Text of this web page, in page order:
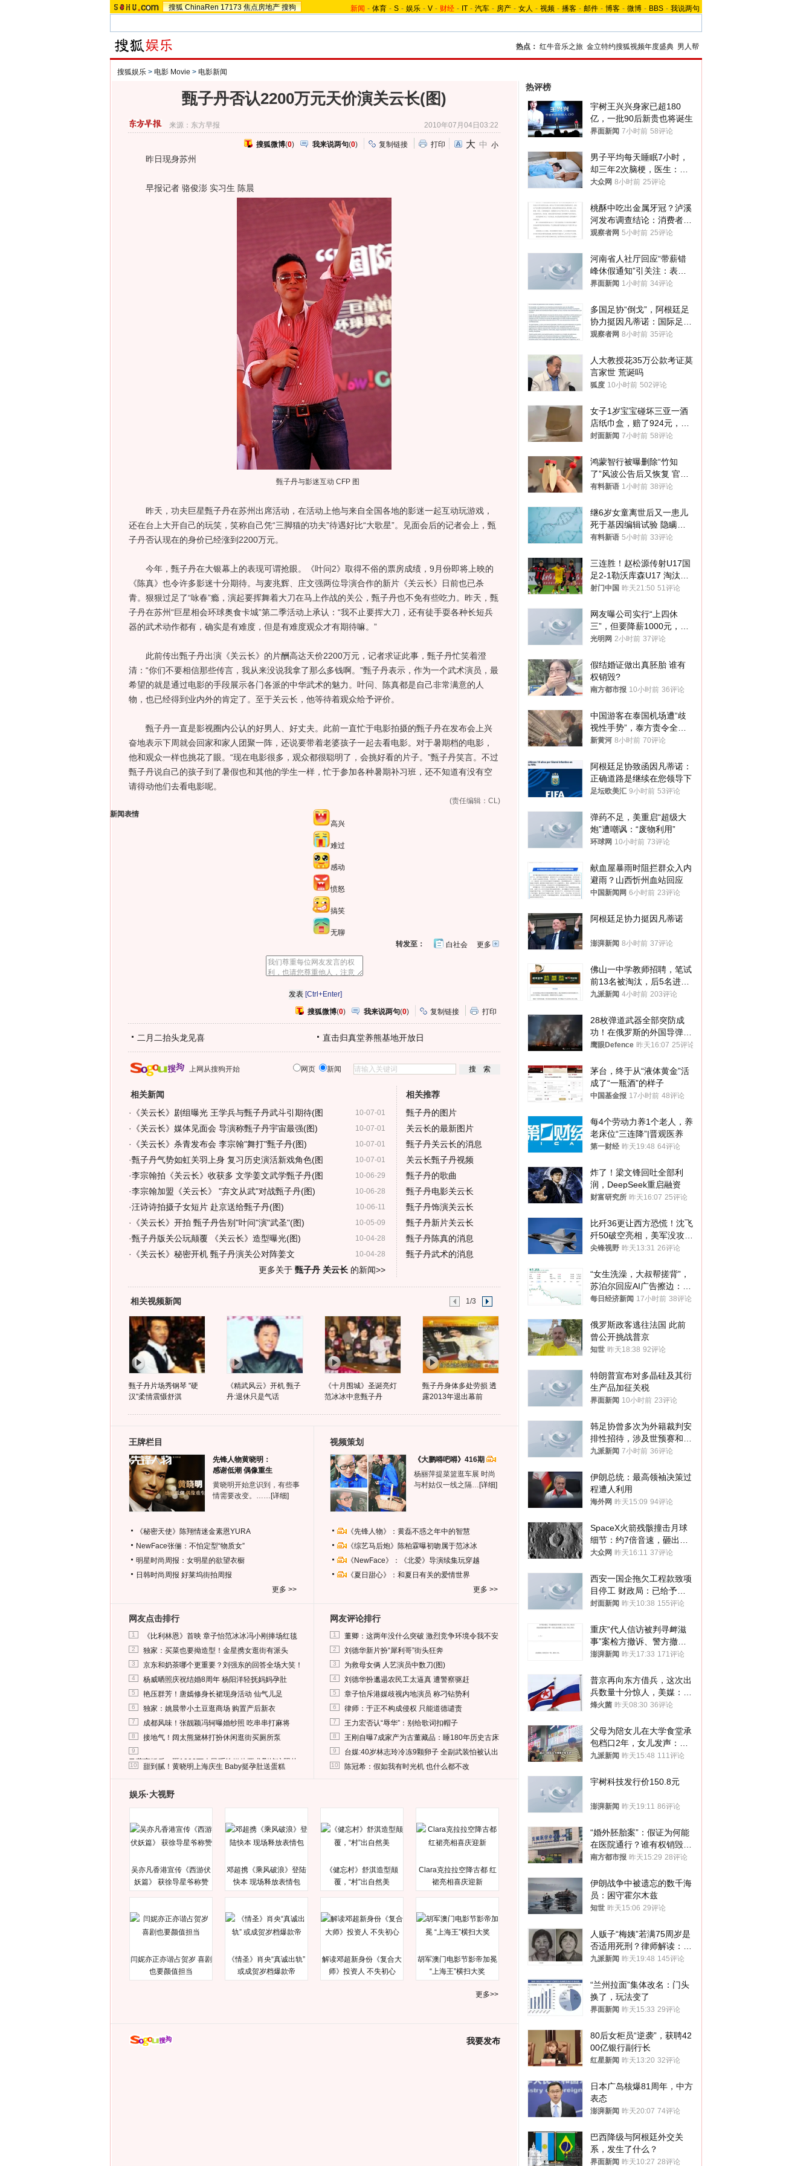
搜狐 ChinaRen 17173 焦点房地产 搜狗 新闻 - 体育 - S - 娱乐 - V - 财经 - IT - 汽车 - 房产 - 女人 - 视频 - 播客 - 邮件 - 博客 - 微博 - BBS - 我说两句
热点： 红牛音乐之旅 金立特约搜狐视频年度盛典 男人帮
搜狐娱乐 > 电影 Movie > 电影新闻
甄子丹否认2200万元天价演关云长(图)
来源： 东方早报 2010年07月04日03:22
搜狐微博(0) 我来说两句(0) 复制链接 打印 大 中 小
昨日现身苏州
早报记者 骆俊澎 实习生 陈晨
甄子丹与影迷互动 CFP 图
昨天，功夫巨星甄子丹在苏州出席活动，在活动上他与来自全国各地的影迷一起互动玩游戏，
还在台上大开自己的玩笑，笑称自己凭“三脚猫的功夫”待遇好比“大歌星”。见面会后的记者会上，甄
子丹否认现在的身价已经涨到2200万元。
今年，甄子丹在大银幕上的表现可谓抢眼。《叶问2》取得不俗的票房成绩，9月份即将上映的
《陈真》也令许多影迷十分期待。与麦兆辉、庄文强两位导演合作的新片《关云长》日前也已杀
青。狠狠过足了“咏春”瘾，演起要挥舞着大刀在马上作战的关公，甄子丹也不免有些吃力。昨天，甄
子丹在苏州“巨星相会环球奥食卡城”第二季活动上承认：“我不止要挥大刀，还有徒手耍各种长短兵
器的武术动作都有，确实是有难度，但是有难度观众才有期待嘛。”
此前传出甄子丹出演《关云长》的片酬高达天价2200万元，记者求证此事，甄子丹忙笑着澄
清：“你们不要相信那些传言，我从来没说我拿了那么多钱啊。”甄子丹表示，作为一个武术演员，最
希望的就是通过电影的手段展示各门各派的中华武术的魅力。叶问、陈真都是自己非常满意的人
物，也已经得到业内外的肯定了。至于关云长，他等待着观众给予评价。
甄子丹一直是影视圈内公认的好男人、好丈夫。此前一直忙于电影拍摄的甄子丹在发布会上兴
奋地表示下周就会回家和家人团聚一阵，还说要带着老婆孩子一起去看电影。对于暑期档的电影，
他和观众一样也挑花了眼。“现在电影很多，观众都很聪明了，会挑好看的片子。”甄子丹笑言。不过
甄子丹说自己的孩子到了暑假也和其他的学生一样，忙于参加各种暑期补习班，还不知道有没有空
请得动他们去看电影呢。
(责任编辑：CL)
新闻表情
高兴
难过
感动
愤怒
搞笑
无聊
更多开
转发至： 白社会
[Ctrl+Enter]
搜狐微博(0) 我来说两句(0) 复制链接 打印
二月二抬头龙见喜 直击归真堂养熊基地开放日
上网从搜狗开始 网页 新闻
相关新闻
10-07-01
· 《关云长》剧组曝光 王学兵与甄子丹武斗引期待(图
10-07-01
· 《关云长》媒体见面会 导演称甄子丹宇宙最强(图)
10-07-01
· 《关云长》杀青发布会 李宗翰"舞打"甄子丹(图)
10-07-01
·甄子丹气势如虹关羽上身 复习历史演活新戏角色(图
10-06-29
·李宗翰拍《关云长》收获多 文学姜文武学甄子丹(图
10-06-28
·李宗翰加盟《关云长》 "弃文从武"对战甄子丹(图)
10-06-11
·汪诗诗拍摄子女短片 赴京送给甄子丹(图)
10-05-09
· 《关云长》开拍 甄子丹告别"叶问"演"武圣"(图)
10-04-28
·甄子丹版关公玩颠覆 《关云长》造型曝光(图)
10-04-28
· 《关云长》秘密开机 甄子丹演关公对阵姜文
更多关于 甄子丹 关云长的新闻>>
相关推荐
甄子丹的图片
关云长的最新图片
甄子丹关云长的消息
关云长甄子丹视频
甄子丹的歌曲
甄子丹电影关云长
甄子丹饰演关云长
甄子丹新片关云长
甄子丹陈真的消息
甄子丹武术的消息
相关视频新闻 1/3
甄子丹片场秀钢琴 "硬
汉"柔情震慑舒淇
《精武风云》开机 甄子
丹:退休只是气话
《十月围城》圣诞亮灯
范冰冰中意甄子丹
甄子丹身体多处劳损 透
露2013年退出幕前
王牌栏目
先锋人物黄晓明：
感谢低潮 偶像重生
黄晓明开始意识到，有些事
情需要改变。…… [详细]
《秘密天使》陈翔情迷金素恩YURA
NewFace张俪：不怕定型“物质女”
明星时尚周报：女明星的欲望衣橱
日韩时尚周报 好莱坞街拍周报
更多 >>
视频策划
《大鹏嘚吧嘚》416期
杨丽萍提菜篮逛车展 时尚
与村姑仅一线之隔… [详细]
《先锋人物》：黄磊不惑之年中的智慧
《综艺马后炮》陈柏霖曝初吻属于范冰冰
《NewFace》：《北爱》导演续集玩穿越
《夏日甜心》：和夏日有关的爱情世界
更多 >>
网友点击排行
1 《比利林恩》首映 章子怡范冰冰冯小刚捧场红毯
2 独家：买菜也要拗造型！金星携女逛街有派头
3 京东和奶茶哪个更重要？刘强东的回答全场大笑！
4 杨威晒照庆祝结婚8周年 杨阳洋轻抚妈妈孕肚
5 艳压群芳！唐嫣修身长裙现身活动 仙气儿足
6 独家：姚晨带小土豆逛商场 购置产后新衣
7 成都风味！张靓颖冯轲曝婚纱照 吃串串打麻将
8 接地气！阔太熊黛林打扮休闲逛街买厕所泵
9
马蓉离婚后，砸1000万人民币给媒体要求删掉这照片
10 甜到腻！黄晓明上海庆生 Baby挺孕肚送蛋糕
网友评论排行
1 董卿：这两年没什么突破 激烈竞争环境令我不安
2 刘德华新片扮“犀利哥”街头狂奔
3 为救母女俩 人艺演员中数刀(图)
4 刘德华扮邋遢农民工太逼真 遭警察驱赶
5 章子怡斥港媒歧视内地演员 称刁钻势利
6 律师：于正不构成侵权 只能道德谴责
7 王力宏否认“辱华”：别给歌词扣帽子
8 王刚自曝7成家产为古董藏品：睡180年历史古床
9 台媒:40岁林志玲冷冻9颗卵子 全副武装怕被认出
10 陈冠希：假如我有时光机 也什么都不改
娱乐·大视野
吴亦凡香港宣传《西游伏
妖篇》 获徐导星爷称赞
邓超携《乘风破浪》登陆
快本 现场释放表情包
《健忘村》舒淇造型颠
覆，“村”出自然美
Clara克拉拉空降古都 红
裙亮相喜庆迎新
闫妮亦正亦谐占贺岁 喜剧
也要颜值担当
《情圣》肖央“真诚出轨”
或成贺岁档爆款帝
解读邓超新身份《复合大
师》投资人 不失初心
胡军澳门电影节影帝加冕
“上海王”横扫大奖
更多>>
我要发布
热评榜
宇树王兴兴身家已超180
亿，一批90后新贵也将诞生
界面新闻 7小时前 58评论
男子平均每天睡眠7小时，
却三年2次脑梗，医生：这
样睡觉更伤身
大众网 8小时前 25评论
桃酥中吃出金属牙冠？泸溪
河发布调查结论：消费者已
澄清，所发视频情况不属实
观察者网 5小时前 25评论
河南省人社厅回应“带薪错
峰休假通知”引关注：表述
不够准确，待修改后印发
界面新闻 1小时前 34评论
多国足协“倒戈”，阿根廷足
协力挺因凡蒂诺：国际足联
今后应继续在其领导下前行
观察者网 8小时前 35评论
人大教授花35万公款考证莫
言家世 荒诞吗
狐度 10小时前 502评论
女子1岁宝宝碰坏三亚一酒
店纸巾盒，赔了924元，发
帖吐槽后酒店退还一半的
封面新闻 7小时前 58评论
鸿蒙智行被曝删除“竹知
了”风波公告后又恢复 官媒
曾力挺：劝华为要大度的，
有料新语 1小时前 38评论
继6岁女童离世后又一患儿
死于基因编辑试验 隐瞒一
年才对外披露
有料新语 5小时前 33评论
三连胜！赵松源传射U17国
足2-1勒沃库森U17 淘汰赛
将战河床
射门中国 昨天21:50 51评论
网友曝公司实行“上四休
三”，但要降薪1000元，不
接受只能辞职
光明网 2小时前 37评论
假结婚证做出真胚胎 谁有
权销毁?
南方都市报 10小时前 36评论
中国游客在泰国机场遭“歧
视性手势”，泰方责令全面
调查，对责任人采取最严厉
新黄河 8小时前 70评论
阿根廷足协致函因凡蒂诺：
正确道路是继续在您领导下
足坛欧美汇 9小时前 53评论
弹药不足，美重启“超级大
炮”遭嘲讽：“废物利用”
环球网 10小时前 73评论
献血屋暴雨时阻拦群众入内
避雨？山西忻州血站回应
中国新闻网 6小时前 23评论
阿根廷足协力挺因凡蒂诺
澎湃新闻 8小时前 37评论
佛山一中学教师招聘，笔试
前13名被淘汰，后5名进体
检，被疑萝卜岗，官方通
九派新闻 4小时前 203评论
28枚弹道武器全部突防成
功！在俄罗斯的外国导弹发
射车都是合法打击目标
鹰眼Defence 昨天16:07 25评论
茅台，终于从“液体黄金”活
成了“一瓶酒”的样子
中国基金报 17小时前 48评论
每4个劳动力养1个老人，养
老床位“三连降”|晋观医养
第一财经 昨天19:48 64评论
炸了！梁文锋回吐全部利
润，DeepSeek重启融资
财富研究所 昨天16:07 25评论
比歼36更让西方恐慌！沈飞
歼50破空亮相，美军没攻克
的技术被拿下
尖锋视野 昨天13:31 26评论
“女生洗澡，大叔帮搓背”，
苏泊尔回应AI广告擦边：视
频全下架，已强化内容管理
每日经济新闻 17小时前 38评论
俄罗斯政客逃往法国 此前
曾公开挑战普京
知世 昨天18:38 92评论
特朗普宣布对多晶硅及其衍
生产品加征关税
界面新闻 10小时前 23评论
韩足协曾多次为外籍裁判安
排性招待，涉及世预赛和奥
预赛，韩足协回应
九派新闻 7小时前 36评论
伊朗总统：最高领袖决策过
程遭人利用
海外网 昨天15:09 94评论
SpaceX火箭残骸撞击月球
细节：约7倍音速，砸出直
径约30米撞击坑
大众网 昨天16:11 37评论
西安一国企拖欠工程款致项
目停工 财政局：已给予处
分，正督促整改
封面新闻 昨天10:38 155评论
重庆“代人信访被判寻衅滋
事”案检方撤诉、警方撤
案，两被告人获国赔
澎湃新闻 昨天17:33 171评论
普京再向东方借兵，这次出
兵数量十分惊人，美媒：俄
朝要动真格？
烽火菌 昨天08:30 36评论
父母为陪女儿在大学食堂承
包档口2年，女儿发声：初
衷是为了陪伴，毕业后将不
九派新闻 昨天15:48 111评论
宇树科技发行价150.8元
澎湃新闻 昨天19:11 86评论
“婚外胚胎案”：假证为何能
在医院通行？谁有权销毁胚
胎？
南方都市报 昨天15:29 28评论
伊朗战争中被遗忘的数千海
员：困守霍尔木兹
知世 昨天15:06 29评论
人贩子“梅姨”若满75周岁是
否适用死刑？律师解读：很
大概率不会被判处死刑
九派新闻 昨天19:48 145评论
“兰州拉面”集体改名：门头
换了，玩法变了
界面新闻 昨天15:33 29评论
80后女柜员“逆袭”，获聘42
00亿银行副行长
红星新闻 昨天13:20 32评论
日本广岛核爆81周年，中方
表态
澎湃新闻 昨天20:07 74评论
巴西降级与阿根廷外交关
系，发生了什么？
界面新闻 昨天10:27 28评论